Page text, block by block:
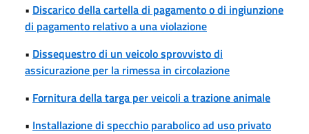
• Discarico della cartella di pagamento o di ingiunzione
di pagamento relativo a una violazione
• Dissequestro di un veicolo sprovvisto di
assicurazione per la rimessa in circolazione
• Fornitura della targa per veicoli a trazione animale
• Installazione di specchio parabolico ad uso privato